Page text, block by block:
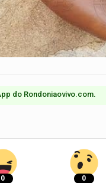
do Rondoniaovivo.com.​
0 0